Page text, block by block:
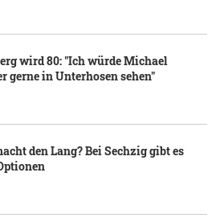
wird 80: "Ich würde Michael
gerne in Unterhosen sehen"
den Lang? Bei Sechzig gibt es